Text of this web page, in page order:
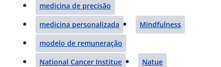
medicina de precisão
medicina personalizada
Mindfulness
modelo de remuneração
National Cancer Institue
Natue